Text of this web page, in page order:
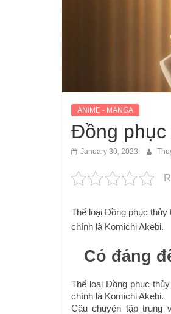
ANIME - MANGA
Đồng phục
January 30, 2023
Thể loại Đồng phục
chính là Komichi Akebi.
Có đáng
Thể loại Đồng phục
chính là Komichi Akebi.
Câu chuyện tập trung